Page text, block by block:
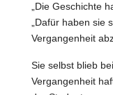
„Die Geschichte
„Dafür haben sie
Vergangenheit
Sie selbst blieb
Vergangenheit